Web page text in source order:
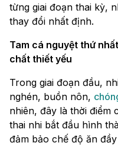
từng giai đoạn thai kỳ,
thay đổi nhất định.
Tam cá nguyệt thứ
chất thiết yếu
Trong giai đoạn đầu,
nghén, buồn nôn,
nhiên, đây là thời điểm
thai nhi bắt đầu hình
đảm bảo chế độ ăn